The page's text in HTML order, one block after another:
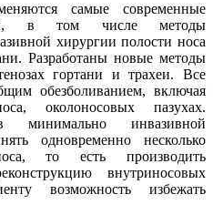
самые современные
в том числе методы
хирургии полости носа
Разработаны новые методы
гортани и трахеи. Все
обезболиванием, включая
околоносовых пазухах.
минимально инвазивной
одновременно несколько
то есть производить
внутриносовых
возможность избежать